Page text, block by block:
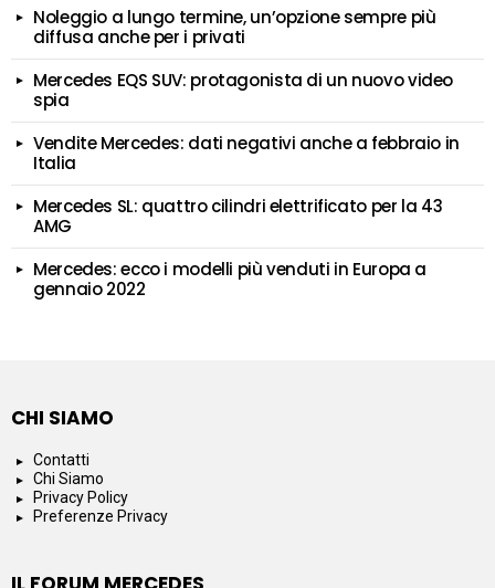
Noleggio a lungo termine, un’opzione sempre più
diffusa anche per i privati
Mercedes EQS SUV: protagonista di un nuovo video
spia
Vendite Mercedes: dati negativi anche a febbraio in
Italia
Mercedes SL: quattro cilindri elettrificato per la 43
AMG
Mercedes: ecco i modelli più venduti in Europa a
gennaio 2022
CHI SIAMO
Contatti
Chi Siamo
Privacy Policy
Preferenze Privacy